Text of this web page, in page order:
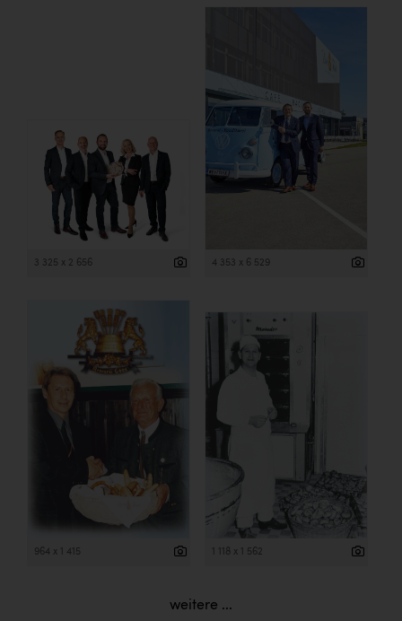
3 325 x 2 656 4 353 x 6 529
964 x 1 415 1 118 x 1 562
weitere ...